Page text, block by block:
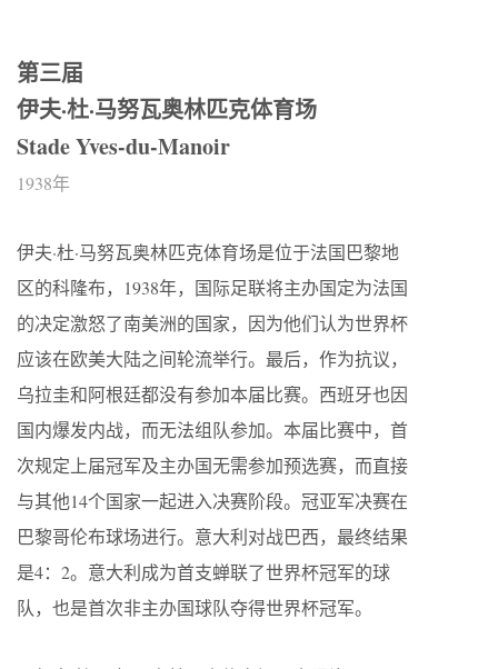
第三届
伊夫·杜·马努瓦奥林匹克体育场
Stade Yves-du-Manoir
1938年
伊夫·杜·马努瓦奥林匹克体育场是位于法国巴黎地
区的科隆布，1938年，国际足联将主办国定为法国
的决定激怒了南美洲的国家，因为他们认为世界杯
应该在欧美大陆之间轮流举行。最后，作为抗议，
乌拉圭和阿根廷都没有参加本届比赛。西班牙也因
国内爆发内战，而无法组队参加。本届比赛中，首
次规定上届冠军及主办国无需参加预选赛，而直接
与其他14个国家一起进入决赛阶段。冠亚军决赛在
巴黎哥伦布球场进行。意大利对战巴西，最终结果
是4：2。意大利成为首支蝉联了世界杯冠军的球
队，也是首次非主办国球队夺得世界杯冠军。